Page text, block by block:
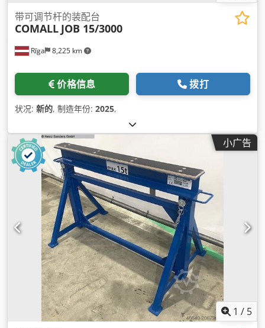
Rīga 8,225 km
带可调节杆的装配台
COMALL JOB 15/3000
价格信息 拨打
状况: 新的, 制造年份: 2025,
小广告
1 / 5